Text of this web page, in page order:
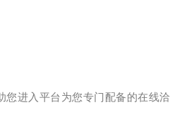
进入平台为您专门配备的在线